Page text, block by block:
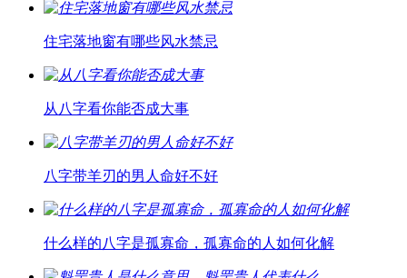
住宅落地窗有哪些风水禁忌
从八字看你能否成大事
八字带羊刃的男人命好不好
什么样的八字是孤寡命，孤寡命的人如何化解